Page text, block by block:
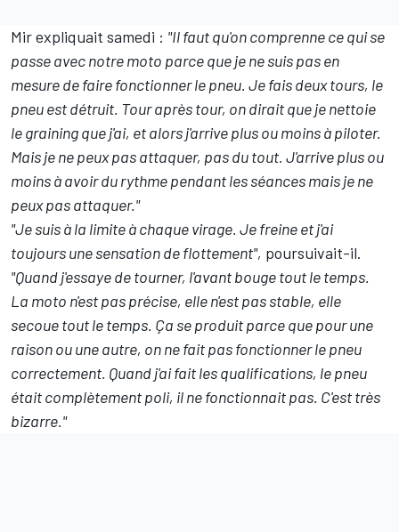
Mir expliquait samedi : "Il faut qu'on comprenne ce qui se
passe avec notre moto parce que je ne suis pas en
mesure de faire fonctionner le pneu. Je fais deux tours, le
pneu est détruit. Tour après tour, on dirait que je nettoie
le graining que j'ai, et alors j'arrive plus ou moins à piloter.
Mais je ne peux pas attaquer, pas du tout. J'arrive plus ou
moins à avoir du rythme pendant les séances mais je ne
peux pas attaquer."
"Je suis à la limite à chaque virage. Je freine et j'ai
toujours une sensation de flottement", poursuivait-il.
"Quand j'essaye de tourner, l'avant bouge tout le temps.
La moto n'est pas précise, elle n'est pas stable, elle
secoue tout le temps. Ça se produit parce que pour une
raison ou une autre, on ne fait pas fonctionner le pneu
correctement. Quand j'ai fait les qualifications, le pneu
était complètement poli, il ne fonctionnait pas. C'est très
bizarre."